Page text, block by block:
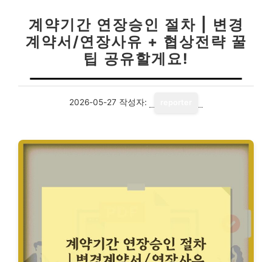
계약기간 연장승인 절차 | 변경
계약서/연장사유 + 협상전략 꿀
팁 공유할게요!
2026-05-27 작성자: